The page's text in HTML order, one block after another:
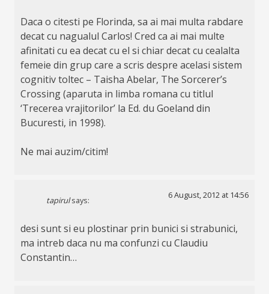
Daca o citesti pe Florinda, sa ai mai multa rabdare
decat cu nagualul Carlos! Cred ca ai mai multe
afinitati cu ea decat cu el si chiar decat cu cealalta
femeie din grup care a scris despre acelasi sistem
cognitiv toltec – Taisha Abelar, The Sorcerer’s
Crossing (aparuta in limba romana cu titlul
‘Trecerea vrajitorilor’ la Ed. du Goeland din
Bucuresti, in 1998).
Ne mai auzim/citim!
tapirul says:
6 August, 2012 at 14:56
desi sunt si eu plostinar prin bunici si strabunici,
ma intreb daca nu ma confunzi cu Claudiu
Constantin…